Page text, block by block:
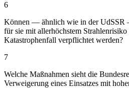
6
Können — ähnlich wie in der UdSSR
für sie mit allerhöchstem
Katastrophenfall verpflichtet werden?
7
Welche Maßnahmen sieht die
Verweigerung eines Einsatzes mit